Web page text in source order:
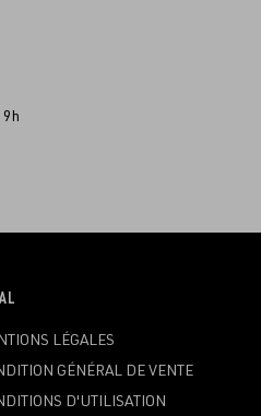
LÉGALES
GÉNÉRAL DE VENTE
D'UTILISATION